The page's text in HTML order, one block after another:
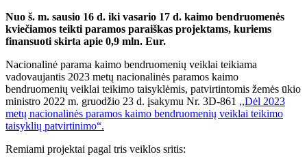
Nuo š. m. sausio 16 d. iki vasario 17 d. kaimo bendruomenės
kviečiamos teikti paramos paraiškas projektams, kuriems
finansuoti skirta apie 0,9 mln. Eur.
Nacionalinė parama kaimo bendruomenių veiklai teikiama
vadovaujantis 2023 metų nacionalinės paramos kaimo
bendruomenių veiklai teikimo taisyklėmis, patvirtintomis žemės ūkio
ministro 2022 m. gruodžio 23 d. įsakymu Nr. 3D-861 ,,Dėl 2023
metų nacionalinės paramos kaimo bendruomenių veiklai teikimo
taisyklių patvirtinimo“.
Remiami projektai pagal tris veiklos sritis: